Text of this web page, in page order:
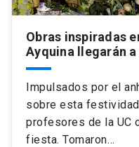
Obras inspiradas
Ayquina llegarán
Impulsados por el
sobre esta
profesores de la UC
fiesta. Tomaron…